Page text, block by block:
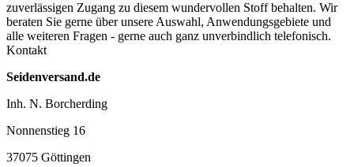
zuverlässigen Zugang zu diesem wundervollen Stoff behalten. Wir
beraten Sie gerne über unsere Auswahl, Anwendungsgebiete und
alle weiteren Fragen - gerne auch ganz unverbindlich telefonisch.
Kontakt
Seidenversand.de
Inh. N. Borcherding
Nonnenstieg 16
37075 Göttingen